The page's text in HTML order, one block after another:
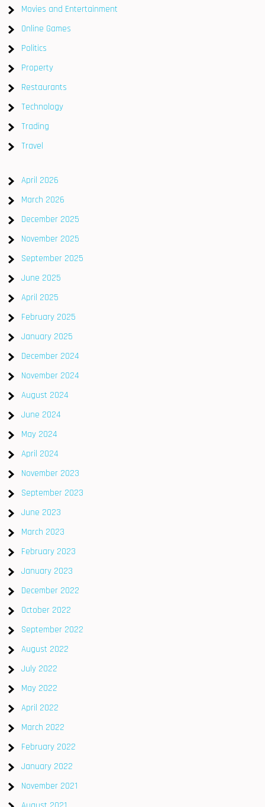
Movies and Entertainment
Online Games
Politics
Property
Restaurants
Technology
Trading
Travel
April 2026
March 2026
December 2025
November 2025
September 2025
June 2025
April 2025
February 2025
January 2025
December 2024
November 2024
August 2024
June 2024
May 2024
April 2024
November 2023
September 2023
June 2023
March 2023
February 2023
January 2023
December 2022
October 2022
September 2022
August 2022
July 2022
May 2022
April 2022
March 2022
February 2022
January 2022
November 2021